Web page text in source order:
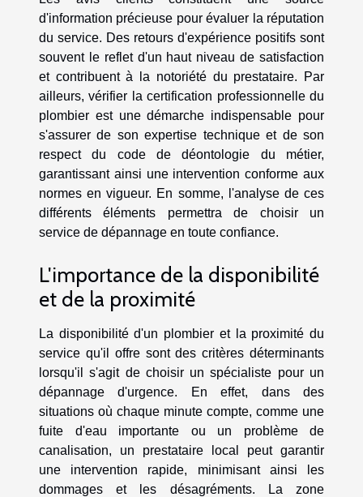
d'information précieuse pour évaluer la réputation
du service. Des retours d'expérience positifs sont
souvent le reflet d'un haut niveau de satisfaction
et contribuent à la notoriété du prestataire. Par
ailleurs, vérifier la certification professionnelle du
plombier est une démarche indispensable pour
s'assurer de son expertise technique et de son
respect du code de déontologie du métier,
garantissant ainsi une intervention conforme aux
normes en vigueur. En somme, l'analyse de ces
différents éléments permettra de choisir un
service de dépannage en toute confiance.
L'importance de la disponibilité
et de la proximité
La disponibilité d'un plombier et la proximité du
service qu'il offre sont des critères déterminants
lorsqu'il s'agit de choisir un spécialiste pour un
dépannage d'urgence. En effet, dans des
situations où chaque minute compte, comme une
fuite d'eau importante ou un problème de
canalisation, un prestataire local peut garantir
une intervention rapide, minimisant ainsi les
dommages et les désagréments. La zone